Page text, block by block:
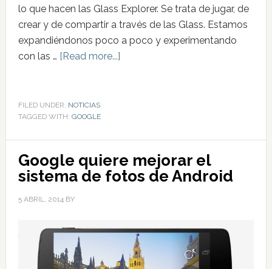
lo que hacen las Glass Explorer. Se trata de jugar, de
crear y de compartir a través de las Glass. Estamos
expandiéndonos poco a poco y experimentando
con las … [Read more...]
FILED UNDER: NOTICIAS
TAGGED WITH: GOOGLE
Google quiere mejorar el
sistema de fotos de Android
5 ABRIL, 2014BY